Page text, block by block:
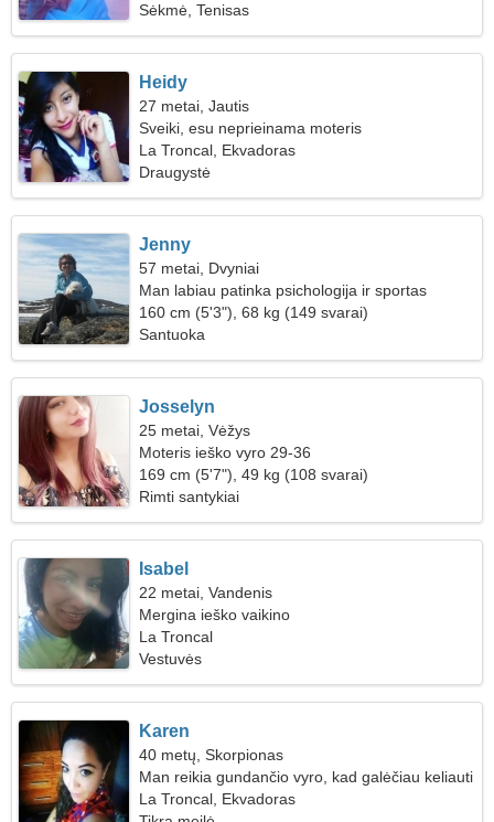
Sėkmė, Tenisas
Heidy
27 metai, Jautis
Sveiki, esu neprieinama moteris
La Troncal, Ekvadoras
Draugystė
Jenny
57 metai, Dvyniai
Man labiau patinka psichologija ir sportas
160 cm (5'3"), 68 kg (149 svarai)
Santuoka
Josselyn
25 metai, Vėžys
Moteris ieško vyro 29-36
169 cm (5'7"), 49 kg (108 svarai)
Rimti santykiai
Isabel
22 metai, Vandenis
Mergina ieško vaikino
La Troncal
Vestuvės
Karen
40 metų, Skorpionas
Man reikia gundančio vyro, kad galėčiau keliauti
kartu
La Troncal, Ekvadoras